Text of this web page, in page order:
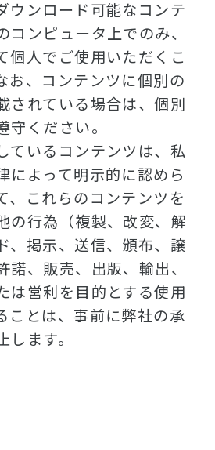
ウンロード可能なコンテ
コンピュータ上でのみ、
個人でご使用いただくこ
お、コンテンツに個別の
されている場合は、個別
ください。
ているコンテンツは、私
によって明示的に認めら
、これらのコンテンツを
の行為（複製、改変、解
、掲示、送信、頒布、譲
諾、販売、出版、輸出、
は営利を目的とする使用
ことは、事前に弊社の承
ます。